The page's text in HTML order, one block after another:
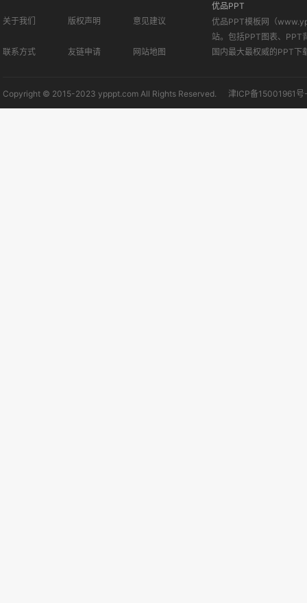
关于我们 版权声明 意见建议
联系方式 友链申请 网站地图
优品PPT
优品PPT模板网（
站。包括PPT图表、PPT
国内最大最权威的PPT下
Copyright © 2015-2023 ypppt.com All Rights Reserved. 津ICP备15001961号